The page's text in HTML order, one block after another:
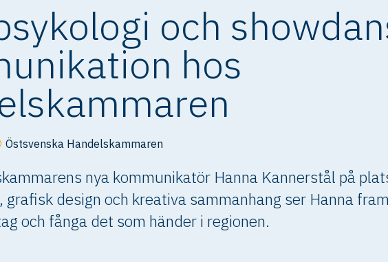
och
hos
Östsvenska Handelskammaren
nya kommunikatör Hanna Kannerstål på
grafisk design och kreativa sammanhang ser Hanna
och fånga det som händer i regionen.